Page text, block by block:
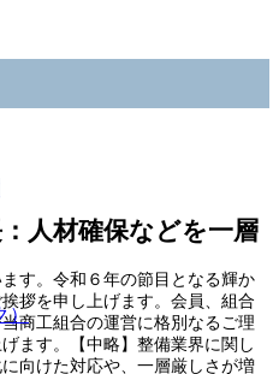
）
人材確保などを一層
す。令和６年の節目となる輝か
拶を申し上げます。会員、組合
商工組合の運営に格別なるご理
ます。【中略】整備業界に関し
向けた対応や、一層厳しさが増